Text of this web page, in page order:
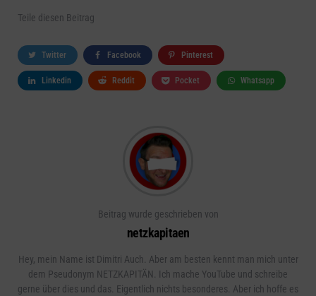
Teile diesen Beitrag
Twitter Facebook Pinterest
Linkedin Reddit Pocket Whatsapp
Beitrag wurde geschrieben von
netzkapitaen
Hey, mein Name ist Dimitri Auch. Aber am besten kennt man mich unter
dem Pseudonym NETZKAPITÄN. Ich mache YouTube und schreibe
gerne über dies und das. Eigentlich nichts besonderes. Aber ich hoffe es